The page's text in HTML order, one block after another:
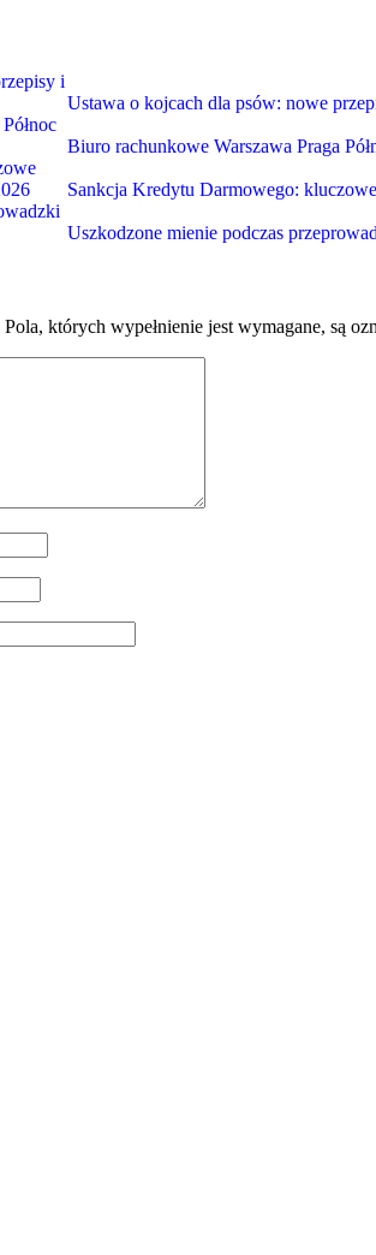
Ustawa o kojcach dla psów: nowe
Biuro rachunkowe Warszawa Praga
Sankcja Kredytu Darmowego:
Uszkodzone mienie podczas
Pola, których wypełnienie jest wymagane, są